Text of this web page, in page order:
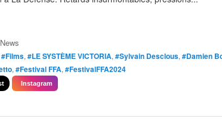
#Films, #LE SYSTÈME VICTORIA, #Sylvain Desclous, #Damien
, #Festival FFA, #FestivalFFA2024
Instagram